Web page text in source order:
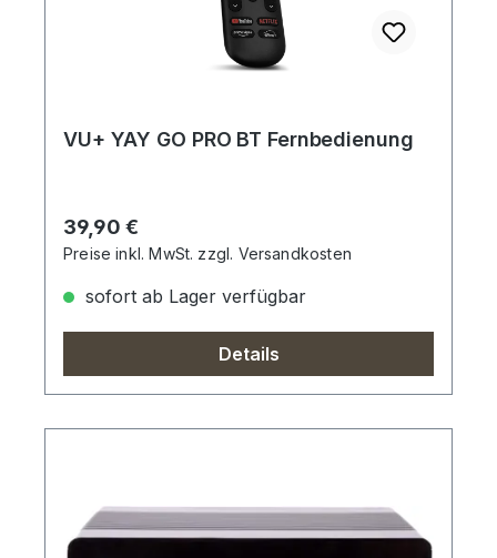
VU+ YAY GO PRO BT Fernbedienung
Regulärer Preis:
39,90 €
Preise inkl. MwSt. zzgl. Versandkosten
sofort ab Lager verfügbar
Details